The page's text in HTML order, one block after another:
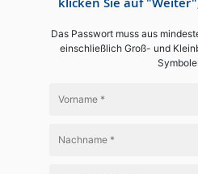
Das Passwort muss aus
einschließlich Groß- und